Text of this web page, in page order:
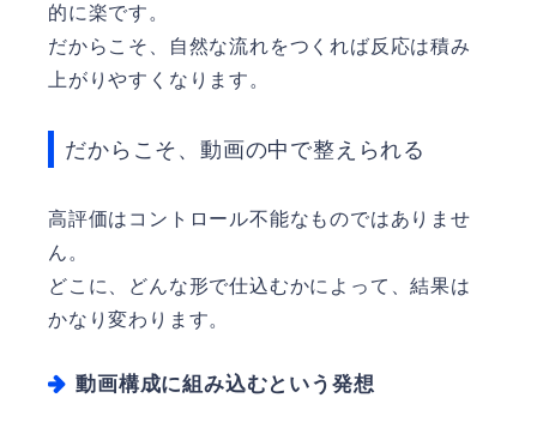
的に楽です。
だからこそ、自然な流れをつくれば反応は積み
上がりやすくなります。
だからこそ、動画の中で整えられる
高評価はコントロール不能なものではありませ
ん。
どこに、どんな形で仕込むかによって、結果は
かなり変わります。
動画構成に組み込むという発想